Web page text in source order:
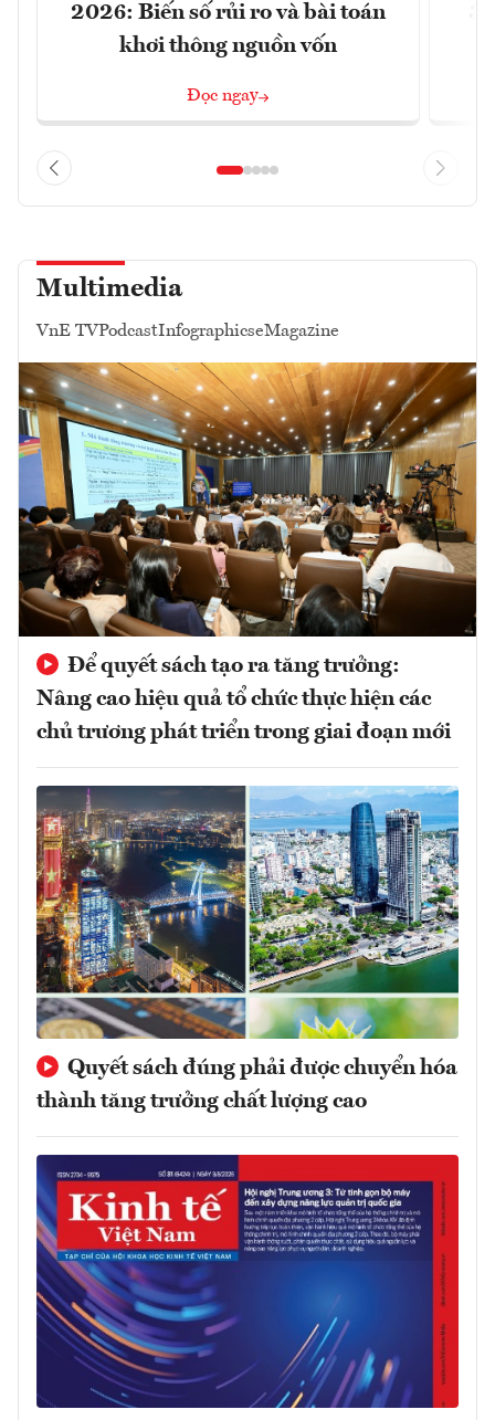
2026: Biến số rủi ro và bài toán
khơi thông nguồn vốn
Đọc ngay
Multimedia
VnE TVPodcastInfographicseMagazine
Để quyết sách tạo ra tăng trưởng:
Nâng cao hiệu quả tổ chức thực hiện các
chủ trương phát triển trong giai đoạn mới
Quyết sách đúng phải được chuyển hóa
thành tăng trưởng chất lượng cao